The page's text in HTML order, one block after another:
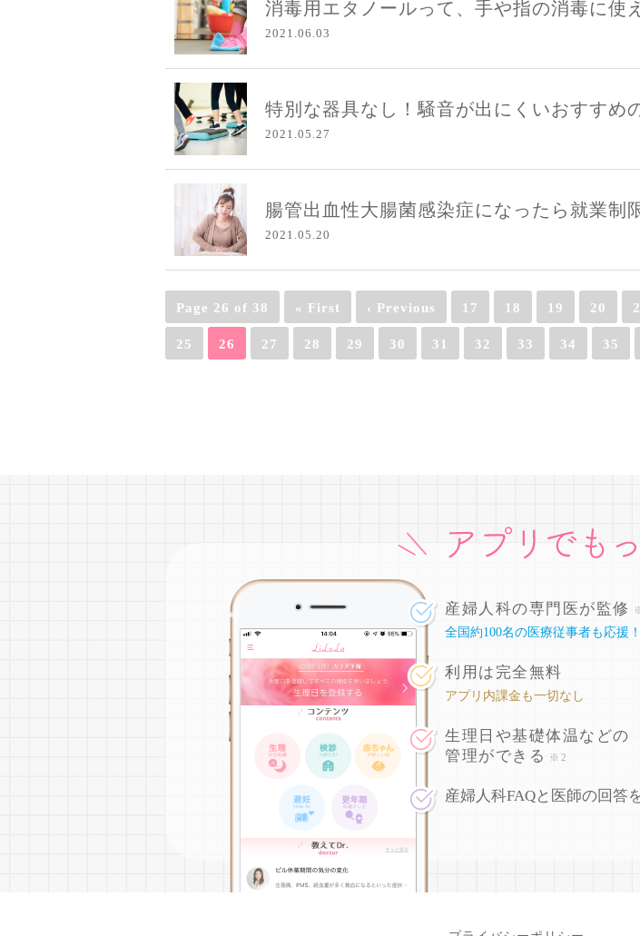
消毒用エタノールって、手や指の消毒に使
2021.06.03
特別な器具なし！騒音が出にくいおすすめ
2021.05.27
腸管出血性大腸菌感染症になったら就業制
2021.05.20
Page 26 of 38 « First ‹ Previous 17 18 19 20
25 26 27 28 29 30 31 32 33 34 35
産婦人科の専門医が監修
全国約100名の医療従事者も応援！
利用は完全無料
アプリ内課金も一切なし
生理日や基礎体温などの
管理ができる
※2
産婦人科FAQと医師の回答